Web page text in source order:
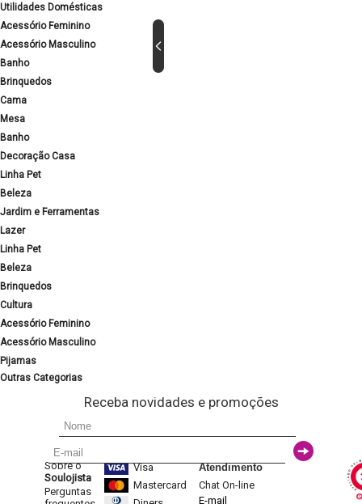
Utilidades Domésticas
Acessório Feminino
Acessório Masculino
Banho
Brinquedos
Cama
Mesa
Banho
Decoração Casa
Linha Pet
Beleza
Jardim e Ferramentas
Lazer
Linha Pet
Beleza
Brinquedos
Cultura
Acessório Feminino
Acessório Masculino
Pijamas
Outras Categorias
Receba novidades e promoções
Sobre o
Soulojista
Perguntas
Visa
Mastercard
Atendimento
Chat On-line
E-mail